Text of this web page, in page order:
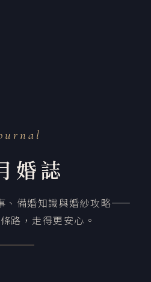
婚誌
、備婚知識與婚紗攻略——
路，走得更安心。